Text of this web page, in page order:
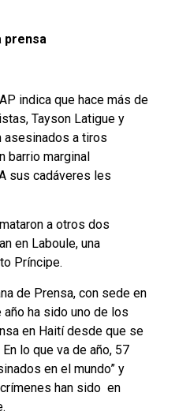
prensa
indica que hace más de
Tayson Latigue y
asesinados a tiros
barrio marginal
sus cadáveres les
a otros dos
en Laboule, una
Príncipe.
de Prensa, con sede en
ha sido uno de los
en Haití desde que se
lo que va de año, 57
en el mundo” y
han sido en